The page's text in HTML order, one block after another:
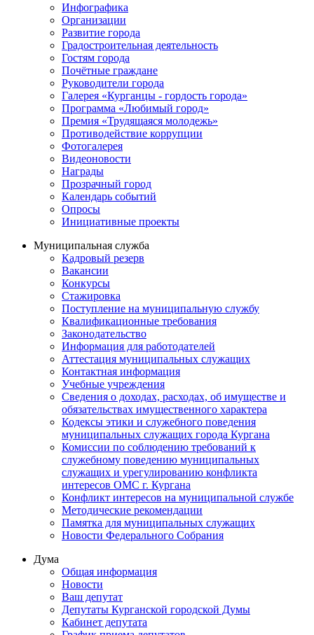
Инфографика
Организации
Развитие города
Градостроительная деятельность
Гостям города
Почётные граждане
Руководители города
Галерея «Курганцы - гордость города»
Программа «Любимый город»
Премия «Трудящаяся молодежь»
Противодействие коррупции
Фотогалерея
Видеоновости
Награды
Прозрачный город
Календарь событий
Опросы
Инициативные проекты
Муниципальная служба
Кадровый резерв
Вакансии
Конкурсы
Стажировка
Поступление на муниципальную службу
Квалификационные требования
Законодательство
Информация для работодателей
Аттестация муниципальных служащих
Контактная информация
Учебные учреждения
Сведения о доходах, расходах, об имуществе и
обязательствах имущественного характера
Кодексы этики и служебного поведения
муниципальных служащих города Кургана
Комиссии по соблюдению требований к
служебному поведению муниципальных
служащих и урегулированию конфликта
интересов ОМС г. Кургана
Конфликт интересов на муниципальной службе
Методические рекомендации
Памятка для муниципальных служащих
Новости Федерального Cобрания
Дума
Общая информация
Новости
Ваш депутат
Депутаты Курганской городской Думы
Кабинет депутата